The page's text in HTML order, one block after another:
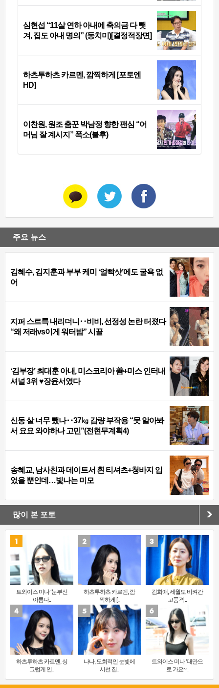
심현섭 “11살 연하 아내에 축의금 다 뺏
겨, 집도 아내 명의” (동치미)[결정적장면]
하츠투하츠 카르멘, 깜찍하게 [포토엔
HD]
이찬원, 원조 춤꾼 박남정 향한 팬심 “어
머님 잘 계시지” 폭소(불후)
주요 뉴스
김혜수, 김지훈과 부부 케미 ‘얼빡샷’에도 굴욕 없
어
지퍼 스르륵 내리더니‥비비, 선정성 논란 터졌다
“왜 저래vs이게 워터밤” 시끌
‘김부장’ 최대훈 아내, 미스코리아 善+미스 인터내
셔널 3위 ♥장윤서였다
신동 살 너무 뺐나‥37㎏ 감량 부작용 “못 알아봐
서 요요 와야하나 고민”(전현무계획4)
송혜교, 남사친과 데이트서 흰 티셔츠+청바지 입
었을 뿐인데…빛나는 미모
많이 본 포토
트와이스 미나 ‘눈부신
아름다..
하츠투하츠 카르멘, 깜
찍하게 [..
김희애, 세월도 비켜간
고품격 ..
하츠투하츠 카르멘, 싱
그럽게 인..
나나, 도회적인 눈빛에
시선 집..
트와이스 미나 ‘대만으
로 가요~..